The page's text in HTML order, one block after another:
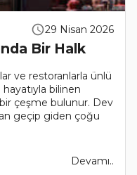
29 Nisan 2026
Bir Halk
ve restoranlarla ünlü
bilinen
çeşme bulunur. Dev
geçip giden çoğu
Devamı..